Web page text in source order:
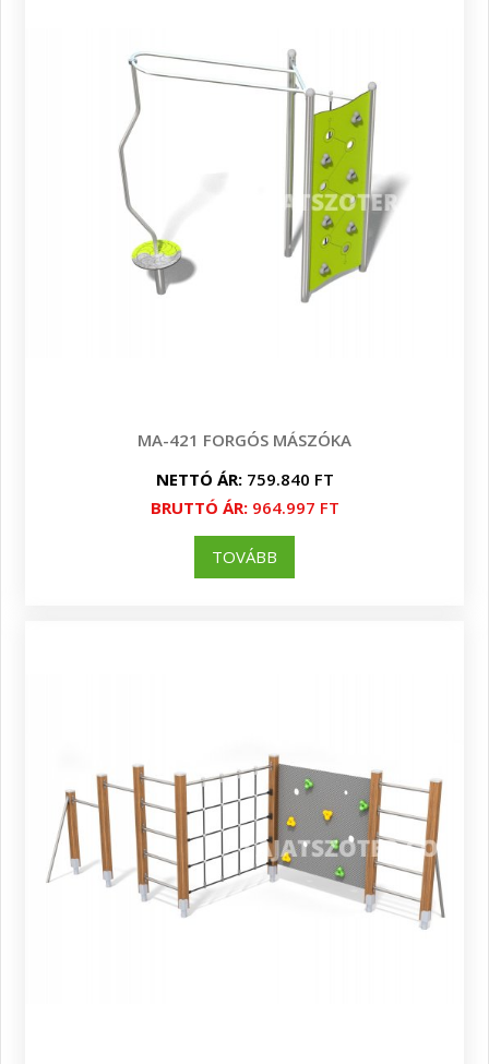
MA-421 FORGÓS MÁSZÓKA
NETTÓ ÁR:759.840 FT
BRUTTÓ ÁR:964.997 FT
TOVÁBB